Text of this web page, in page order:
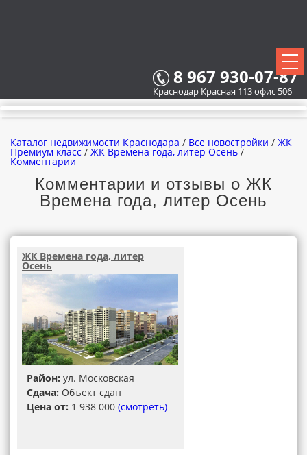
8 967 930-07-87
Краснодар Красная 113 офис 506
ВСЕ НОВОСТРОЙКИ
ВСЕ КОТТЕДЖНЫЕ ПОСЕЛКИ
Каталог недвижимости Краснодара / Все новостройки / ЖК
Премиум класс / ЖК Времена года, литер Осень /
Комментарии
Комментарии и отзывы о ЖК
Времена года, литер Осень
ЖК Времена года, литер
Осень
Район: ул. Московская
Сдача: Объект сдан
Цена от: 1 938 000 (смотреть)